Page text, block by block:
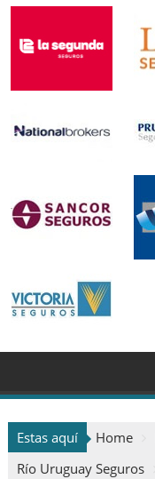
Estas aquí Home
Río Uruguay Seguros